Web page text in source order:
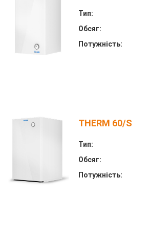
Тип:
Обсяг:
Потужність:
THERM 60/S
Тип:
Обсяг:
Потужність: